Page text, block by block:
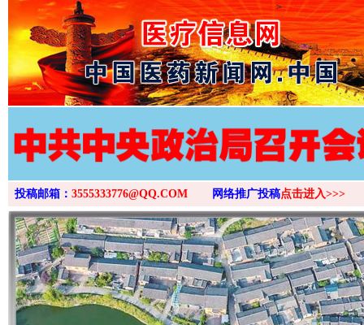
>
投稿邮箱： 3555333776@QQ.COM 网络推广投稿点击进入>>>